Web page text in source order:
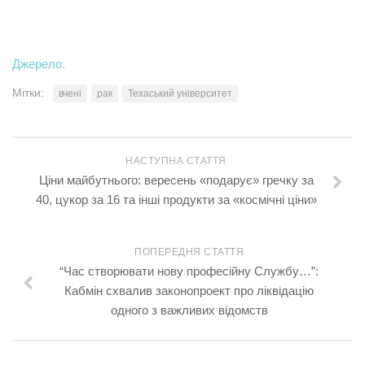
Джерело.
Мітки: вчені рак Техаський університет
НАСТУПНА СТАТТЯ
Ціни майбутнього: вересень «подарує» гречку за
40, цукор за 16 та інші продукти за «космічні ціни»
ПОПЕРЕДНЯ СТАТТЯ
“Час створювати нову професійну Службу…”:
Кабмін схвалив законопроект про ліквідацію
одного з важливих відомств